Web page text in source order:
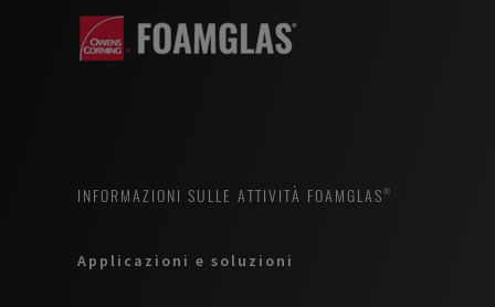
INFORMAZIONI SULLE ATTIVITÀ FOAMGLAS®
Applicazioni e soluzioni